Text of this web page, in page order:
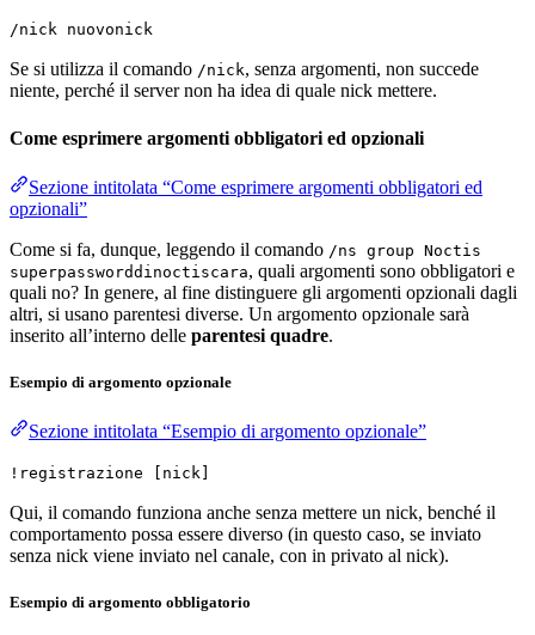
/nick nuovonick
Se si utilizza il comando /nick, senza argomenti, non succede
niente, perché il server non ha idea di quale nick mettere.
Come esprimere argomenti obbligatori ed opzionali
Sezione intitolata “Come esprimere argomenti obbligatori ed
opzionali”
Come si fa, dunque, leggendo il comando /ns group Noctis
superpassworddinoctiscara, quali argomenti sono obbligatori e
quali no? In genere, al fine distinguere gli argomenti opzionali dagli
altri, si usano parentesi diverse. Un argomento opzionale sarà
inserito all’interno delle parentesi quadre.
Esempio di argomento opzionale
Sezione intitolata “Esempio di argomento opzionale”
!registrazione [nick]
Qui, il comando funziona anche senza mettere un nick, benché il
comportamento possa essere diverso (in questo caso, se inviato
senza nick viene inviato nel canale, con in privato al nick).
Esempio di argomento obbligatorio